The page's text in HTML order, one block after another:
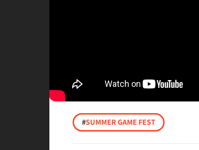
#SUMMER GAME FEST